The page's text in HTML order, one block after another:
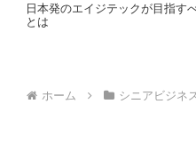
日本発のエイジテックが目指す
とは
ホーム シニアビジネ